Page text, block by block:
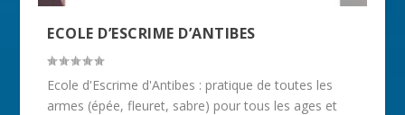
ECOLE D’ESCRIME D’ANTIBES
Ecole d'Escrime d'Antibes : pratique de toutes les
armes (épée, fleuret, sabre) pour tous les ages et